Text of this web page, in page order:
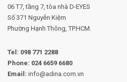
06 T7, tầng 7, tòa nhà D-EYES
Số 371 Nguyễn Kiệm
Phường Hạnh Thông, TP.HCM.
Tel: 098 771 2288
Phone: 024 6659 6680
Email: info@adina.com.vn